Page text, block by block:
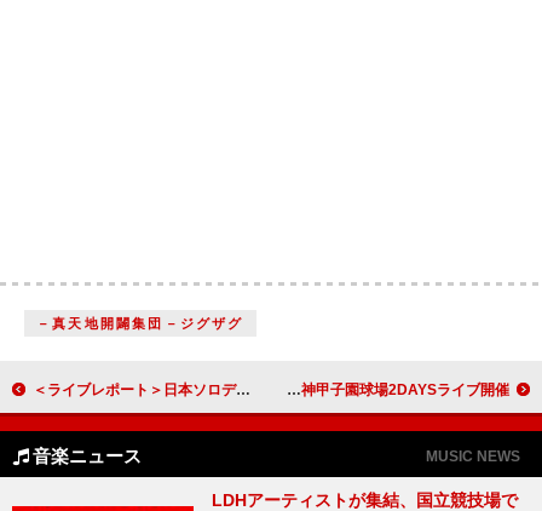
－真天地開闢集団－ジグザグ
＜ライブレポート＞日本ソロデビュー10周年を迎えた2PMウヨン、左右ステージで示した楽曲の多様性 神戸コンサート最終日 あいみょん、メジャーデビュー10周年を記念して阪神甲子園球場2DAYSライブ開催
音楽ニュース MUSIC NEWS
LDHアーティストが集結、国立競技場で